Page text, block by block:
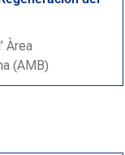
l’ Àrea
(AMB)